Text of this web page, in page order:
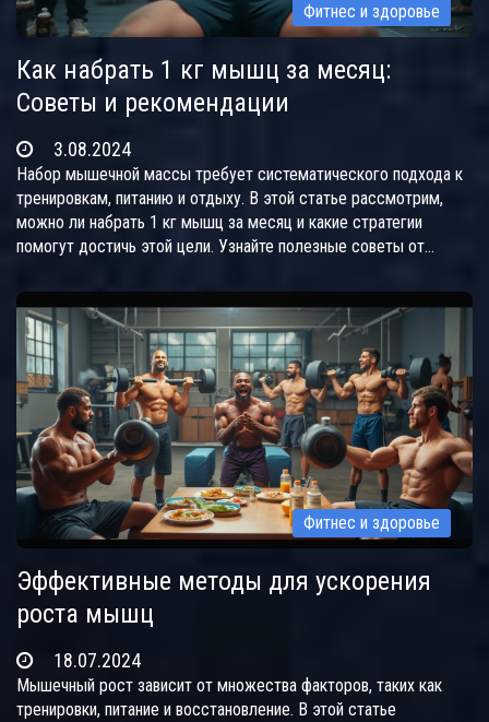
Фитнес и здоровье
Как набрать 1 кг мышц за месяц:
Советы и рекомендации
3.08.2024
Набор мышечной массы требует систематического подхода к
тренировкам, питанию и отдыху. В этой статье рассмотрим,
можно ли набрать 1 кг мышц за месяц и какие стратегии
помогут достичь этой цели. Узнайте полезные советы от
более эффективными.
Фитнес и здоровье
Эффективные методы для ускорения
роста мышц
18.07.2024
Мышечный рост зависит от множества факторов, таких как
тренировки, питание и восстановление. В этой статье